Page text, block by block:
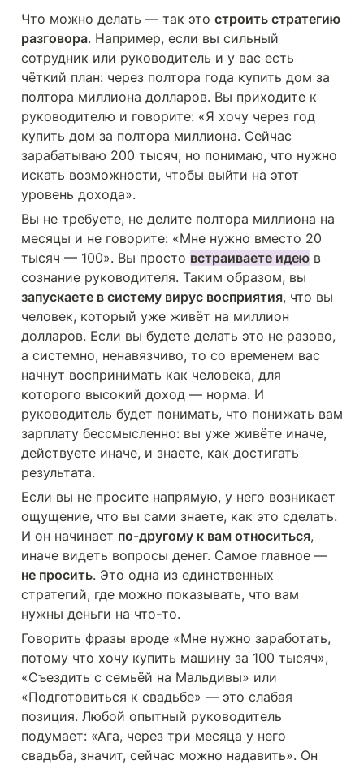
Что можно делать — так это строить стратегию
разговора. Например, если вы сильный
сотрудник или руководитель и у вас есть
чёткий план: через полтора года купить дом за
полтора миллиона долларов. Вы приходите к
руководителю и говорите: «Я хочу через год
купить дом за полтора миллиона. Сейчас
зарабатываю 200 тысяч, но понимаю, что нужно
искать возможности, чтобы выйти на этот
уровень дохода».
Вы не требуете, не делите полтора миллиона на
месяцы и не говорите: «Мне нужно вместо 20
тысяч — 100». Вы просто встраиваете идею в
запускаете в систему вирус восприятия, что вы
человек, который уже живёт на миллион
долларов. Если вы будете делать это не разово,
а системно, ненавязчиво, то со временем вас
начнут воспринимать как человека, для
которого высокий доход — норма. И
руководитель будет понимать, что понижать вам
зарплату бессмысленно: вы уже живёте иначе,
действуете иначе, и знаете, как достигать
результата.
Если вы не просите напрямую, у него возникает
ощущение, что вы сами знаете, как это сделать.
И он начинает по-другому к вам относиться,
не просить. Это одна из единственных
стратегий, где можно показывать, что вам
нужны деньги на что-то.
Говорить фразы вроде «Мне нужно заработать,
потому что хочу купить машину за 100 тысяч»,
«Съездить с семьёй на Мальдивы» или
«Подготовиться к свадьбе» — это слабая
позиция. Любой опытный руководитель
подумает: «Ага, через три месяца у него
свадьба, значит, сейчас можно надавить». Он